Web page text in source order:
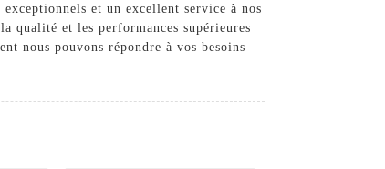
et un excellent service à nos
qualité et les performances supérieures
nous pouvons répondre à vos besoins